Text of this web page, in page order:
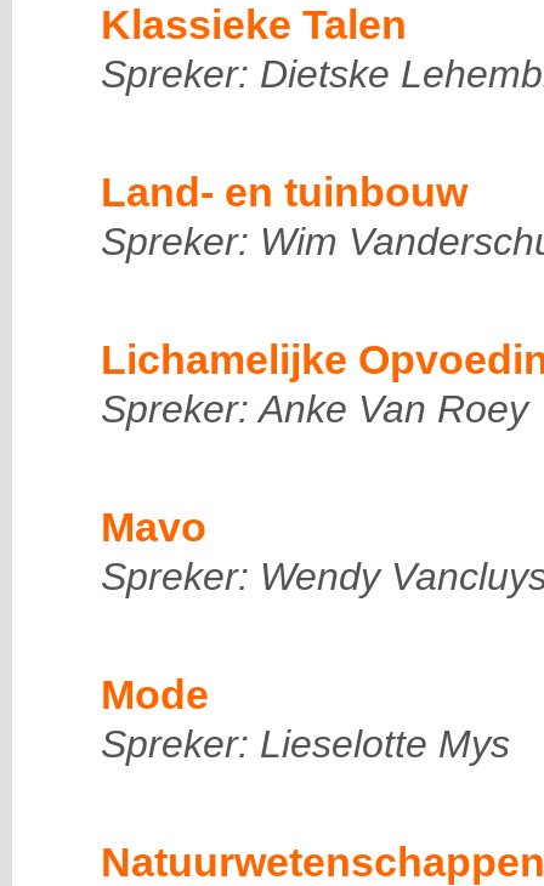
Klassieke Talen
Spreker: Dietske
Land- en tuinbouw
Spreker: Wim
Lichamelijke
Spreker: Anke Van Roey
Mavo
Spreker: Wendy
Mode
Spreker: Lieselotte Mys
Natuurwetenschappen